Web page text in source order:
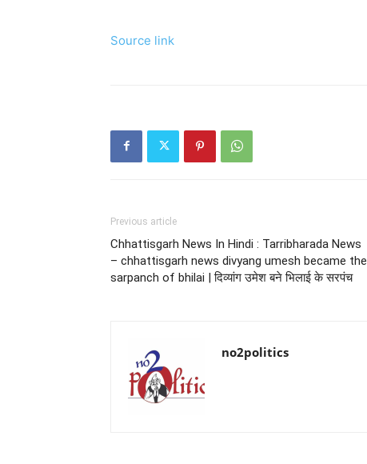
Source link
Previous article
Chhattisgarh News In Hindi : Tarribharada News
– chhattisgarh news divyang umesh became the
sarpanch of bhilai | दिव्यांग उमेश बने भिलाई के सरपंच
no2politics